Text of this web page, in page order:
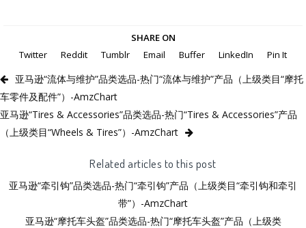
SHARE ON
Twitter
Reddit Tumblr Email Buffer LinkedIn Pin It
亚马逊“流体与维护”品类选品-热门“流体与维护”产品（上级类目“摩托
车零件及配件”）-AmzChart
亚马逊“Tires & Accessories”品类选品-热门“Tires & Accessories”产品
（上级类目“Wheels & Tires”）-AmzChart
Related articles to this post
亚马逊“牵引钩”品类选品-热门“牵引钩”产品（上级类目“牵引钩和牵引
带”）-AmzChart
亚马逊“摩托车头盔”品类选品-热门“摩托车头盔”产品（上级类